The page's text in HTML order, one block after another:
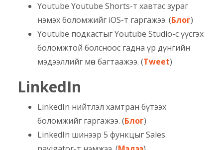
Youtube Youtube Shorts-т хавтас зураг
нэмэх боломжийг iOS-т гаргажээ. (Блог)
Youtube подкастыг Youtube Studio-с үүсгэх
боломжтой болсноос гадна үр дүнгийн
мэдээллийг мөн багтаажээ. (Tweet)
LinkedIn
LinkedIn нийтлэл хамтран бүтээх
боломжийг гаргажээ. (Блог)
LinkedIn шинээр 5 функцыг Sales